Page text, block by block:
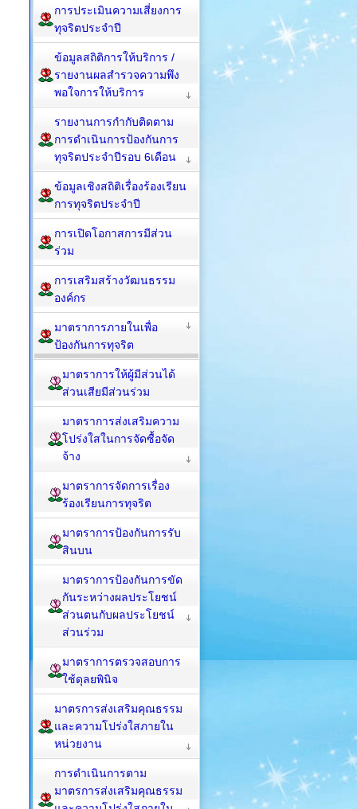
การประเมินความเสี่ยงการ
ทุจริตประจำปี
ข้อมูลสถิติการให้บริการ /
รายงานผลสำรวจความพึง
พอใจการให้บริการ
รายงานการกำกับติดตาม
การดำเนินการป้องกันการ
ทุจริตประจำปีรอบ 6เดือน
ข้อมูลเชิงสถิติเรื่องร้องเรียน
การทุจริตประจำปี
การเปิดโอกาสการมีส่วน
ร่วม
การเสริมสร้างวัฒนธรรม
องค์กร
มาตราการภายในเพื่อ
ป้องกันการทุจริต
มาตราการให้ผู้มีส่วนได้
ส่วนเสียมีส่วนร่วม
มาตราการส่งเสริมความ
โปร่งใสในการจัดซื้อจัด
จ้าง
มาตราการจัดการเรื่อง
ร้องเรียนการทุจริต
มาตราการป้องกันการรับ
สินบน
มาตราการป้องกันการขัด
กันระหว่างผลประโยชน์
ส่วนตนกับผลประโยชน์
ส่วนร่วม
มาตราการตรวจสอบการ
ใช้ดุลยพินิจ
มาตรการส่งเสริมคุณธรรม
และความโปร่งใสภายใน
หน่วยงาน
การดำเนินการตาม
มาตรการส่งเสริมคุณธรรม